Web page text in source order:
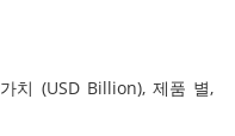
치 (USD Billion), 제품 별,